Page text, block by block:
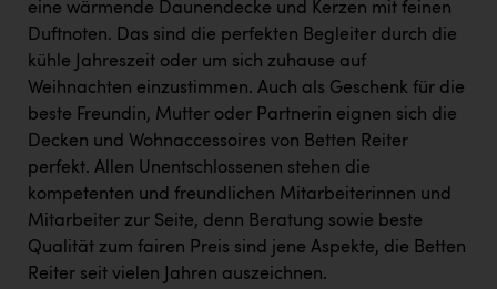
Jesolo
Jane Goodall Institute Austria
Kärcher
Karin Liedl
KEBA
KIWI Kinderwunsch Institut Dr. Loimer
KLIPP Frisör
eine wärmende Daunendecke und Kerzen mit feinen
Duftnoten. Das sind die perfekten Begleiter durch die
kühle Jahreszeit oder um sich zuhause auf
Weihnachten einzustimmen. Auch als Geschenk für die
beste Freundin, Mutter oder Partnerin eignen sich die
Decken und Wohnaccessoires von Betten Reiter
perfekt. Allen Unentschlossenen stehen die
kompetenten und freundlichen Mitarbeiterinnen und
Mitarbeiter zur Seite, denn Beratung sowie beste
Qualität zum fairen Preis sind jene Aspekte, die Betten
Reiter seit vielen Jahren auszeichnen.